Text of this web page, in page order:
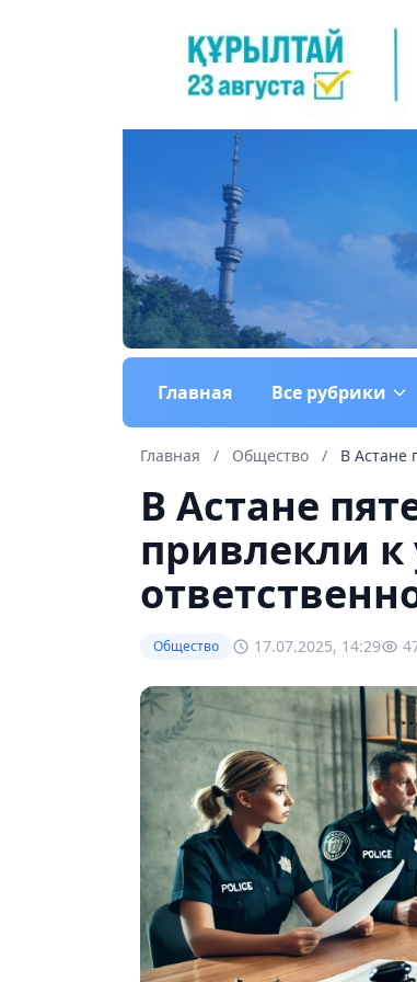
Главная Все рубрики
Главная / Общество / В Астане
В Астане
привлекли к
Общество 17.07.2025, 14:29